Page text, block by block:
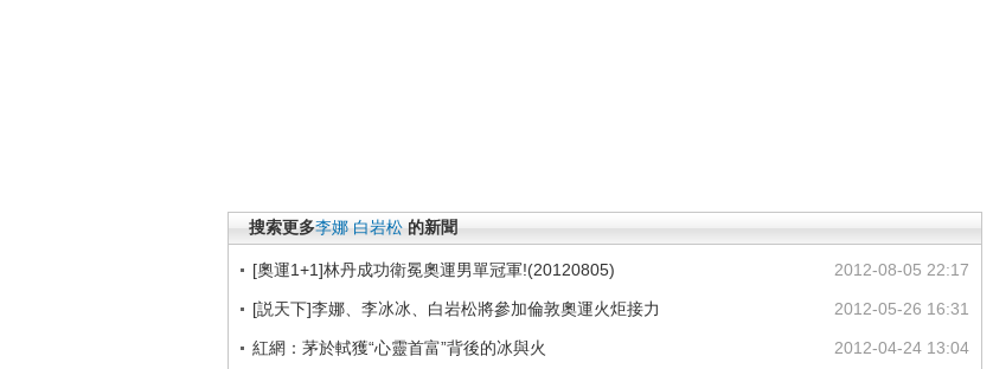
搜索更多李娜 白岩松 的新聞
2012-08-05 22:17
[奧運1+1]林丹成功衛冕奧運男單冠軍!(20120805)
2012-05-26 16:31
[説天下]李娜、李冰冰、白岩松將參加倫敦奧運火炬接力
2012-04-24 13:04
紅網：茅於軾獲“心靈首富”背後的冰與火